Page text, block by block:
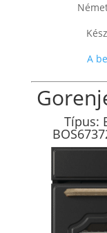
A
Típus: